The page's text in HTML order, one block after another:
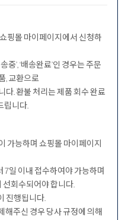
핑몰 마이페이지에서 신청하
중’, ‘배송완료’인 경우는 주문
, 교환으로
다. 환불 처리는 제품 회수 완료
립니다.
가능하며 쇼핑몰 마이페이지
7일 이내 접수하여야 가능하며
선회수되어야 합니다.
진행됩니다.
주신 경우 당사 규정에 의해